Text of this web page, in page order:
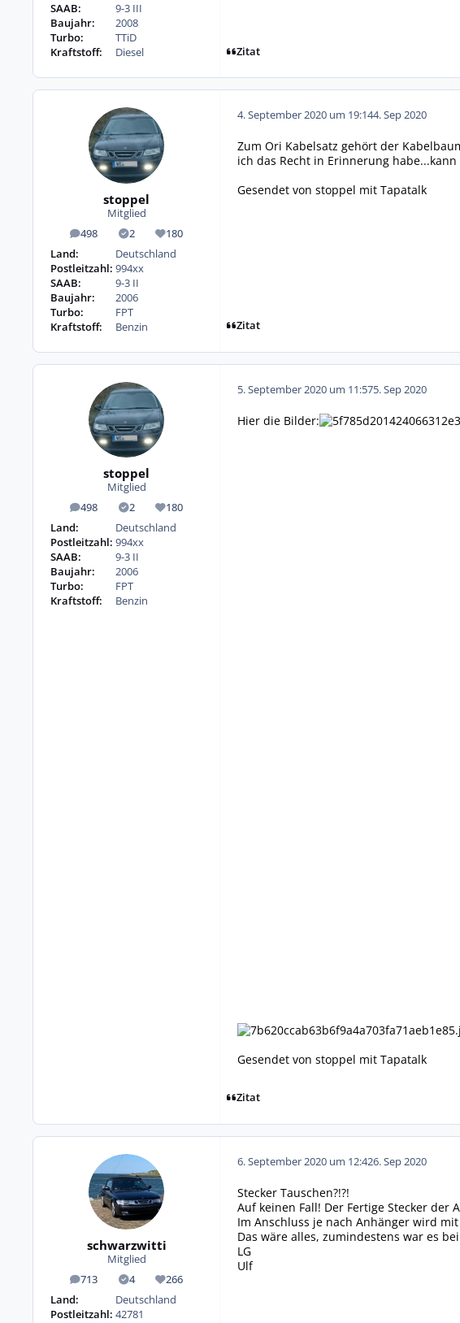
SAAB:
9-3 III
Baujahr:
2008
Turbo:
TTiD
Kraftstoff:
Diesel Zitat
stoppel
Mitglied
498
Beiträge 2
Lösungen180
Reputation
Land:
Deutschland
Postleitzahl: 994xx
SAAB:
9-3 II
Baujahr:
2006
Turbo:
FPT
Kraftstoff:
Benzin
4. September 2020 um 19:144. Sep 2020
Zum Ori Kabelsatz gehört der
ich das Recht in Erinnerung
Gesendet von stoppel mit Tapatalk
Zitat
stoppel
Mitglied
498
Beiträge 2
Lösungen180
Reputation
Land:
Deutschland
Postleitzahl: 994xx
SAAB:
9-3 II
Baujahr:
2006
Turbo:
FPT
Kraftstoff:
Benzin
5. September 2020 um 11:575. Sep 2020
Hier die Bilder:
Gesendet von stoppel mit Tapatalk
Zitat
schwarzwitti
Mitglied
713
Beiträge 4
Lösungen266
Reputation
Land:
Deutschland
Postleitzahl: 42781
6. September 2020 um 12:426. Sep 2020
Stecker Tauschen?!?!
Auf keinen Fall! Der Fertige Stecker
Im Anschluss je nach Anhänger wird
Das wäre alles, zumindestens war es
LG
Ulf